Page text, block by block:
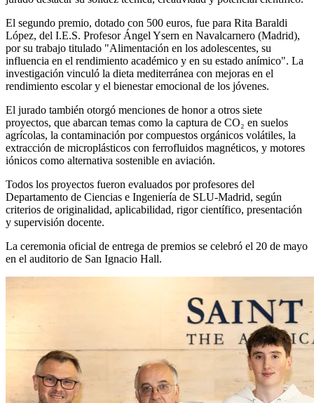
El segundo premio, dotado con 500 euros, fue para Rita Baraldi
López, del I.E.S. Profesor Ángel Ysern en Navalcarnero (Madrid),
por su trabajo titulado "Alimentación en los adolescentes, su
influencia en el rendimiento académico y en su estado anímico". La
investigación vinculó la dieta mediterránea con mejoras en el
rendimiento escolar y el bienestar emocional de los jóvenes.
El jurado también otorgó menciones de honor a otros siete
proyectos, que abarcan temas como la captura de CO₂ en suelos
agrícolas, la contaminación por compuestos orgánicos volátiles, la
extracción de microplásticos con ferrofluidos magnéticos, y motores
iónicos como alternativa sostenible en aviación.
Todos los proyectos fueron evaluados por profesores del
Departamento de Ciencias e Ingeniería de SLU-Madrid, según
criterios de originalidad, aplicabilidad, rigor científico, presentación
y supervisión docente.
La ceremonia oficial de entrega de premios se celebró el 20 de mayo
en el auditorio de San Ignacio Hall.